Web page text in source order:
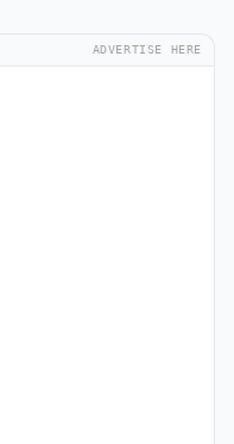
ADVERTISE HERE